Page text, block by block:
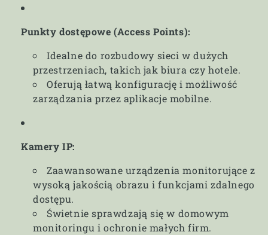
Punkty dostępowe (Access Points):
Idealne do rozbudowy sieci w dużych
przestrzeniach, takich jak biura czy hotele.
Oferują łatwą konfigurację i możliwość
zarządzania przez aplikacje mobilne.
Kamery IP:
Zaawansowane urządzenia monitorujące z
wysoką jakością obrazu i funkcjami zdalnego
dostępu.
Świetnie sprawdzają się w domowym
monitoringu i ochronie małych firm.